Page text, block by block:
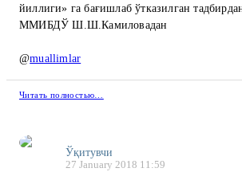
йиллиги» га бағишлаб ўтказилган
ММИБДЎ Ш.Ш.Камиловадан
@muallimlar
Читать полностью…
Ўқитувчи
27 January 2018 11:59